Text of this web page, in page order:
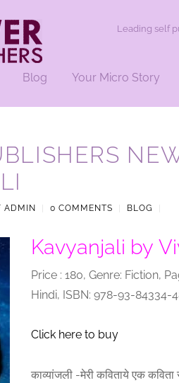
Leading self
Blog Your Micro Story
ADMIN 0 COMMENTS BLOG
Kavyanjali by
Price : 180, Genre: Fiction,
Hindi, ISBN: 978-93-84334-
Click here to buy
काव्यांजली -मेरी कविताये एक